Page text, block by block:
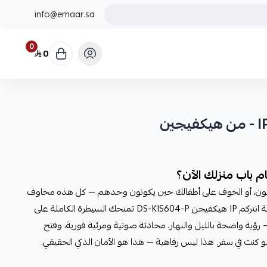
info@emaar.sa
0 0
منزلك الآن؟
أو الخوف على أطفالك حين يكونون وحدهم — كل هذه مخاوف
حقيقية لا تحلّها كاميرا عادية. مجموعة انتركم IP هيكفيجن DS-KIS604-P تمنحك السيطرة الكاملة على
واضحة بالليل والنهار، محادثة صوتية ومرئية فورية، وفتح
في سفر. هذا ليس رفاهية — هذا هو الأمان الذكي الحقيقي.